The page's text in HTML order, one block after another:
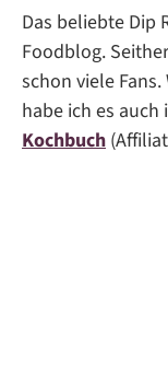
Das beliebte Dip
Foodblog.
schon viele
habe ich es
Kochbuch